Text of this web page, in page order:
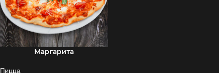
Маргарита
Пицца